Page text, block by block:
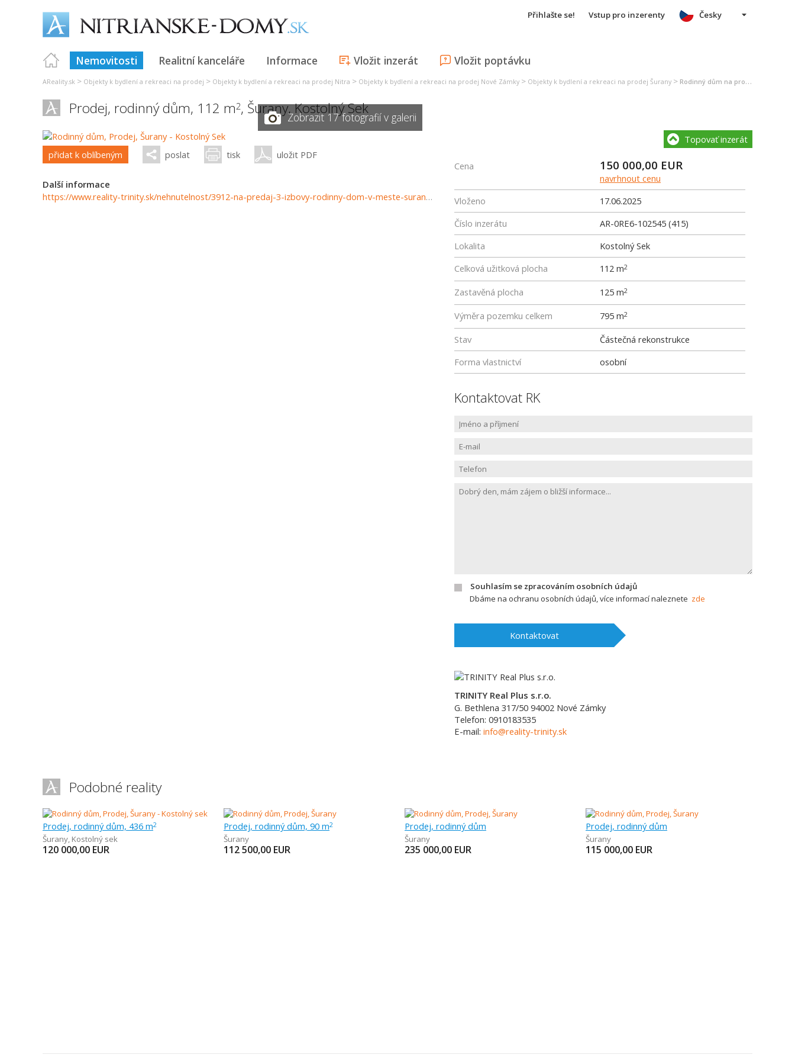
Přihlašte se! Vstup pro inzerenty
Nemovitosti Realitní kanceláře Informace Vložit inzerát Vložit poptávku
Česky
AReality.sk > Objekty k bydlení a rekreaci na prodej > Objekty k bydlení a rekreaci na prodej Nitra > Objekty k bydlení a rekreaci na prodej Nové Zámky > Objekty k bydlení a rekreaci na prodej Šurany > Rodinný dům na prodej Šurany
Prodej, rodinný dům, 112 m2, Šurany,Kostolný Sek
Zobrazit 17 fotografií v galerii
přidat k oblíbeným poslat tisk uložit PDF
Další informace
https://www.reality-trinity.sk/nehnutelnost/3912-na-predaj-3-izbovy-rodinny-dom-v-meste-surany-kostolny-sek-znizena-cena
Topovať inzerát
Cena 150 000,00 EUR
navrhnout cenu
Vloženo
17.06.2025
Číslo inzerátu
AR-0RE6-102545 (415)
Lokalita
Kostolný Sek
Celková užitková plocha
112 m2
Zastavěná plocha 125 m2
Výměra pozemku celkem 795 m2
Stav
Částečná rekonstrukce
Forma vlastnictví
osobní
Kontaktovat RK
Souhlasím se zpracováním osobních údajů
Dbáme na ochranu osobních údajů, více informací naleznete zde
Kontaktovat
TRINITY Real Plus s.r.o.
G. Bethlena 317/50 94002 Nové Zámky
Telefon: 0910183535
E-mail: info@reality-trinity.sk
Podobné reality
Prodej, rodinný dům, 436 m2
Šurany, Kostolný sek
120 000,00 EUR
Prodej, rodinný dům, 90 m2
Šurany
112 500,00 EUR
Prodej, rodinný dům
Šurany
235 000,00 EUR
Prodej, rodinný dům
Šurany
115 000,00 EUR